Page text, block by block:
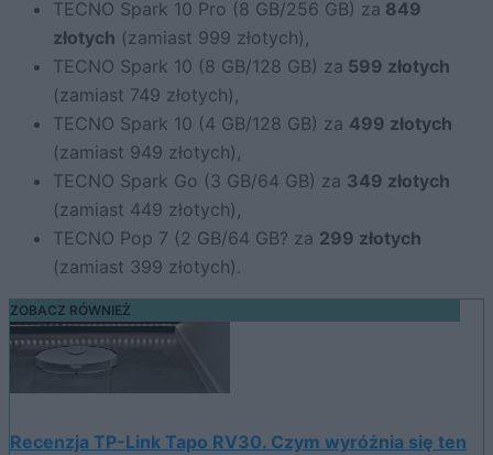
TECNO Spark 10 Pro (8 GB/256 GB) za 849
złotych (zamiast 999 złotych),
TECNO Spark 10 (8 GB/128 GB) za 599 złotych
(zamiast 749 złotych),
TECNO Spark 10 (4 GB/128 GB) za 499 złotych
(zamiast 949 złotych),
TECNO Spark Go (3 GB/64 GB) za 349 złotych
(zamiast 449 złotych),
TECNO Pop 7 (2 GB/64 GB? za 299 złotych
(zamiast 399 złotych).
ZOBACZ RÓWNIEŻ
Recenzja TP-Link Tapo RV30. Czym wyróżnia się ten